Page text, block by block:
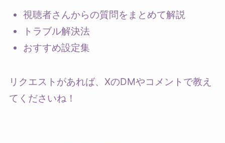
視聴者さんからの質問をまとめて解説
トラブル解決法
おすすめ設定集
リクエストがあれば、XのDMやコメントで教え
てくださいね！